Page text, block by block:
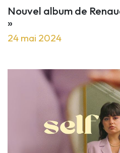
Nouvel album de
»
24 mai 2024